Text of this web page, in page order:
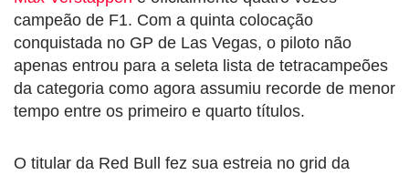
campeão de F1. Com a quinta colocação
conquistada no GP de Las Vegas, o piloto não
apenas entrou para a seleta lista de tetracampeões
da categoria como agora assumiu recorde de menor
tempo entre os primeiro e quarto títulos.
O titular da Red Bull fez sua estreia no grid da